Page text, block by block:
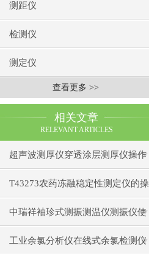
测距仪
检测仪
测定仪
查看更多 >>
相关文章
RELEVANT ARTICLES
超声波测厚仪穿透涂层测厚仪操作
前准备操作步骤
T43273农药冻融稳定性测定仪的操
作使用
中瑞祥袖珍式测振测温仪测振仪使
用注意事项工作原理
工业余氯分析仪在线式余氯检测仪